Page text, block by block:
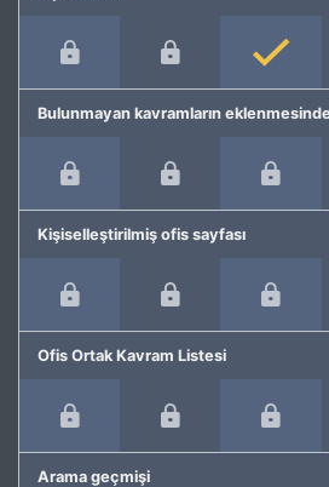
Bulunmayan kavramların
Kişiselleştirilmiş ofis sayfası
Ofis Ortak Kavram Listesi
Arama geçmişi